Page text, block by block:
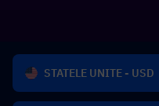
STATELE UNITE - USD